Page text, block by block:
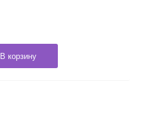
В корзину